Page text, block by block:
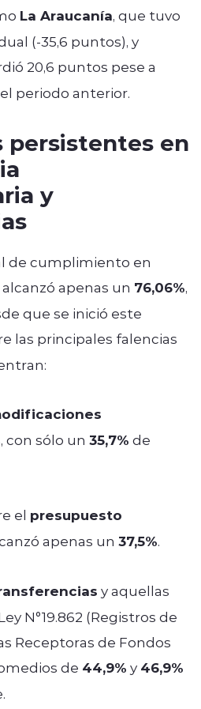
La Araucanía, que tuvo
(-35,6 puntos), y
20,6 puntos pese a
periodo anterior.
persistentes en
y
de cumplimiento en
apenas un 76,06%,
que se inició este
las principales falencias
, con sólo un 35,7% de
el presupuesto
apenas un 37,5%.
y aquellas
N°19.862 (Registros de
Receptoras de Fondos
de 44,9% y 46,9%